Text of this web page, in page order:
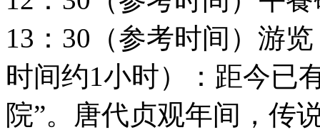
13：30（参考时间）游
时间约1小时）：距今已
院”。唐代贞观年间，传